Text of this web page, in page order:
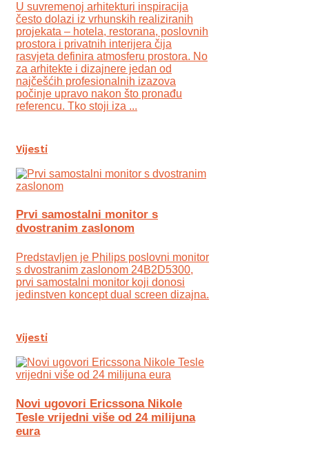
U suvremenoj arhitekturi inspiracija
često dolazi iz vrhunskih realiziranih
projekata – hotela, restorana, poslovnih
prostora i privatnih interijera čija
rasvjeta definira atmosferu prostora. No
za arhitekte i dizajnere jedan od
najčešćih profesionalnih izazova
počinje upravo nakon što pronađu
referencu. Tko stoji iza ...
Vijesti
Prvi samostalni monitor s
dvostranim zaslonom
Predstavljen je Philips poslovni monitor
s dvostranim zaslonom 24B2D5300,
prvi samostalni monitor koji donosi
jedinstven koncept dual screen dizajna.
Vijesti
Novi ugovori Ericssona Nikole
Tesle vrijedni više od 24 milijuna
eura